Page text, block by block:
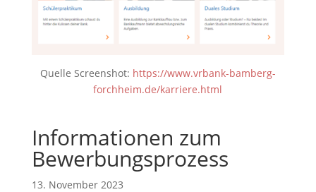
Quelle Screenshot: https://www.vrbank-bamberg-
forchheim.de/karriere.html
Informationen zum
Bewerbungsprozess
13. November 2023